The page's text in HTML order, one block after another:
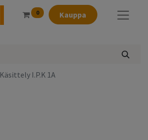
0 Kauppa
Käsittely I.P.K 1A